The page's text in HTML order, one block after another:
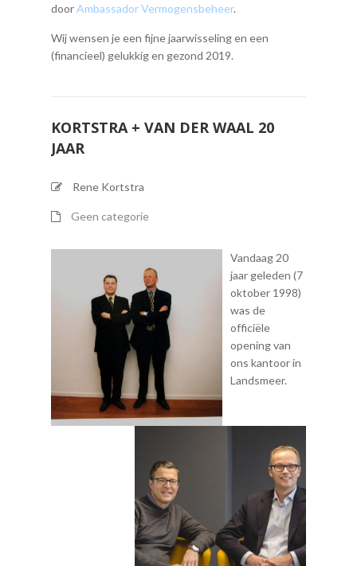
doorAmbassador Vermogensbeheer.
Wij wensen je een fijne jaarwisseling en een
(financieel) gelukkig en gezond 2019.
KORTSTRA + VAN DER WAAL 20
JAAR
Rene Kortstra
Geen categorie
Vandaag 20
jaar geleden (7
oktober 1998)
was de
officiële
opening van
ons kantoor in
Landsmeer.